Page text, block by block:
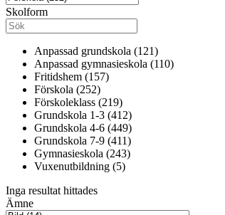
Skolform
Anpassad grundskola (121)
Anpassad gymnasieskola (110)
Fritidshem (157)
Förskola (252)
Förskoleklass (219)
Grundskola 1-3 (412)
Grundskola 4-6 (449)
Grundskola 7-9 (411)
Gymnasieskola (243)
Vuxenutbildning (5)
Inga resultat hittades
Ämne